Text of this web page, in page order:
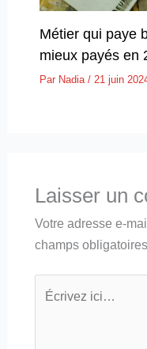
Métier qui paye
mieux payés en
Par Nadia / 21 juin
Laisser un
Votre adresse e-
champs
ici…